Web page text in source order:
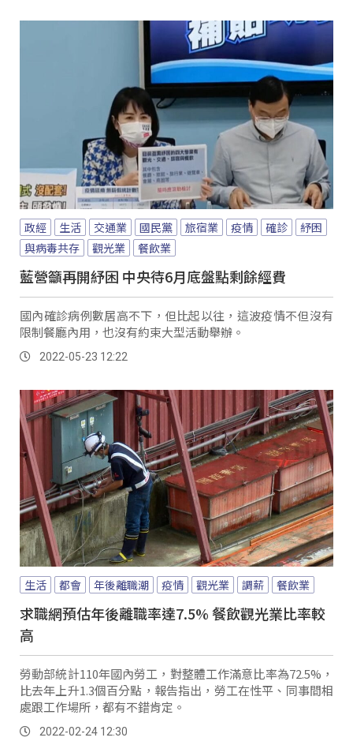
政經 生活 交通業 國民黨 旅宿業 疫情 確診
紓困
與病毒共存
觀光業 餐飲業
藍營籲再開紓困 中央待6月底盤點剩餘經費
國內確診病例數居高不下，但比起以往，這波疫情不但沒有
限制餐廳內用，也沒有約束大型活動舉辦。
2022-05-23 12:22
生活 都會 年後離職潮 疫情 觀光業 調薪 餐飲業
求職網預估年後離職率達7.5% 餐飲觀光業比率較
高
勞動部統計110年國內勞工，對整體工作滿意比率為72.5%，
比去年上升1.3個百分點，報告指出，勞工在性平、同事間相
處跟工作場所，都有不錯肯定。
2022-02-24 12:30